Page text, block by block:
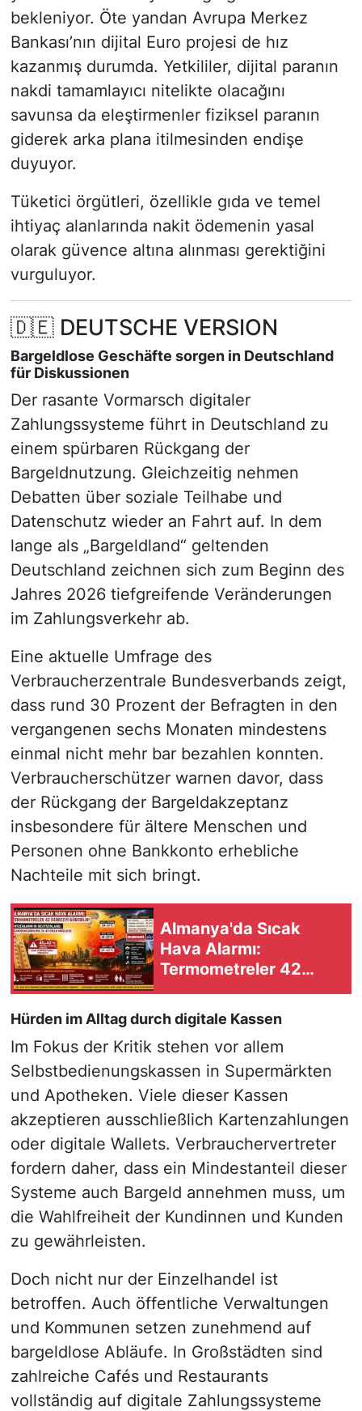
bekleniyor. Öte yandan Avrupa Merkez
Bankası’nın dijital Euro projesi de hız
kazanmış durumda. Yetkililer, dijital paranın
nakdi tamamlayıcı nitelikte olacağını
savunsa da eleştirmenler fiziksel paranın
giderek arka plana itilmesinden endişe
duyuyor.
Tüketici örgütleri, özellikle gıda ve temel
ihtiyaç alanlarında nakit ödemenin yasal
olarak güvence altına alınması gerektiğini
vurguluyor.
🇩🇪 DEUTSCHE VERSION
Bargeldlose Geschäfte sorgen in Deutschland
für Diskussionen
Der rasante Vormarsch digitaler
Zahlungssysteme führt in Deutschland zu
einem spürbaren Rückgang der
Bargeldnutzung. Gleichzeitig nehmen
Debatten über soziale Teilhabe und
Datenschutz wieder an Fahrt auf. In dem
lange als „Bargeldland“ geltenden
Deutschland zeichnen sich zum Beginn des
Jahres 2026 tiefgreifende Veränderungen
im Zahlungsverkehr ab.
Eine aktuelle Umfrage des
Verbraucherzentrale Bundesverbands zeigt,
dass rund 30 Prozent der Befragten in den
vergangenen sechs Monaten mindestens
einmal nicht mehr bar bezahlen konnten.
Verbraucherschützer warnen davor, dass
der Rückgang der Bargeldakzeptanz
insbesondere für ältere Menschen und
Personen ohne Bankkonto erhebliche
Nachteile mit sich bringt.
Almanya'da Sıcak
Hava Alarmı:
Termometreler 42
Dereceyi Görebilir
Hürden im Alltag durch digitale Kassen
Im Fokus der Kritik stehen vor allem
Selbstbedienungskassen in Supermärkten
und Apotheken. Viele dieser Kassen
akzeptieren ausschließlich Kartenzahlungen
oder digitale Wallets. Verbrauchervertreter
fordern daher, dass ein Mindestanteil dieser
Systeme auch Bargeld annehmen muss, um
die Wahlfreiheit der Kundinnen und Kunden
zu gewährleisten.
Doch nicht nur der Einzelhandel ist
betroffen. Auch öffentliche Verwaltungen
und Kommunen setzen zunehmend auf
bargeldlose Abläufe. In Großstädten sind
zahlreiche Cafés und Restaurants
vollständig auf digitale Zahlungssysteme